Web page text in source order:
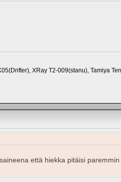
XRay T2-009(stanu), Tamiya
että hiekka pitäisi